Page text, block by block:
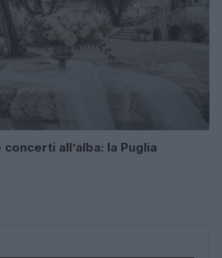
all’alba: la Puglia